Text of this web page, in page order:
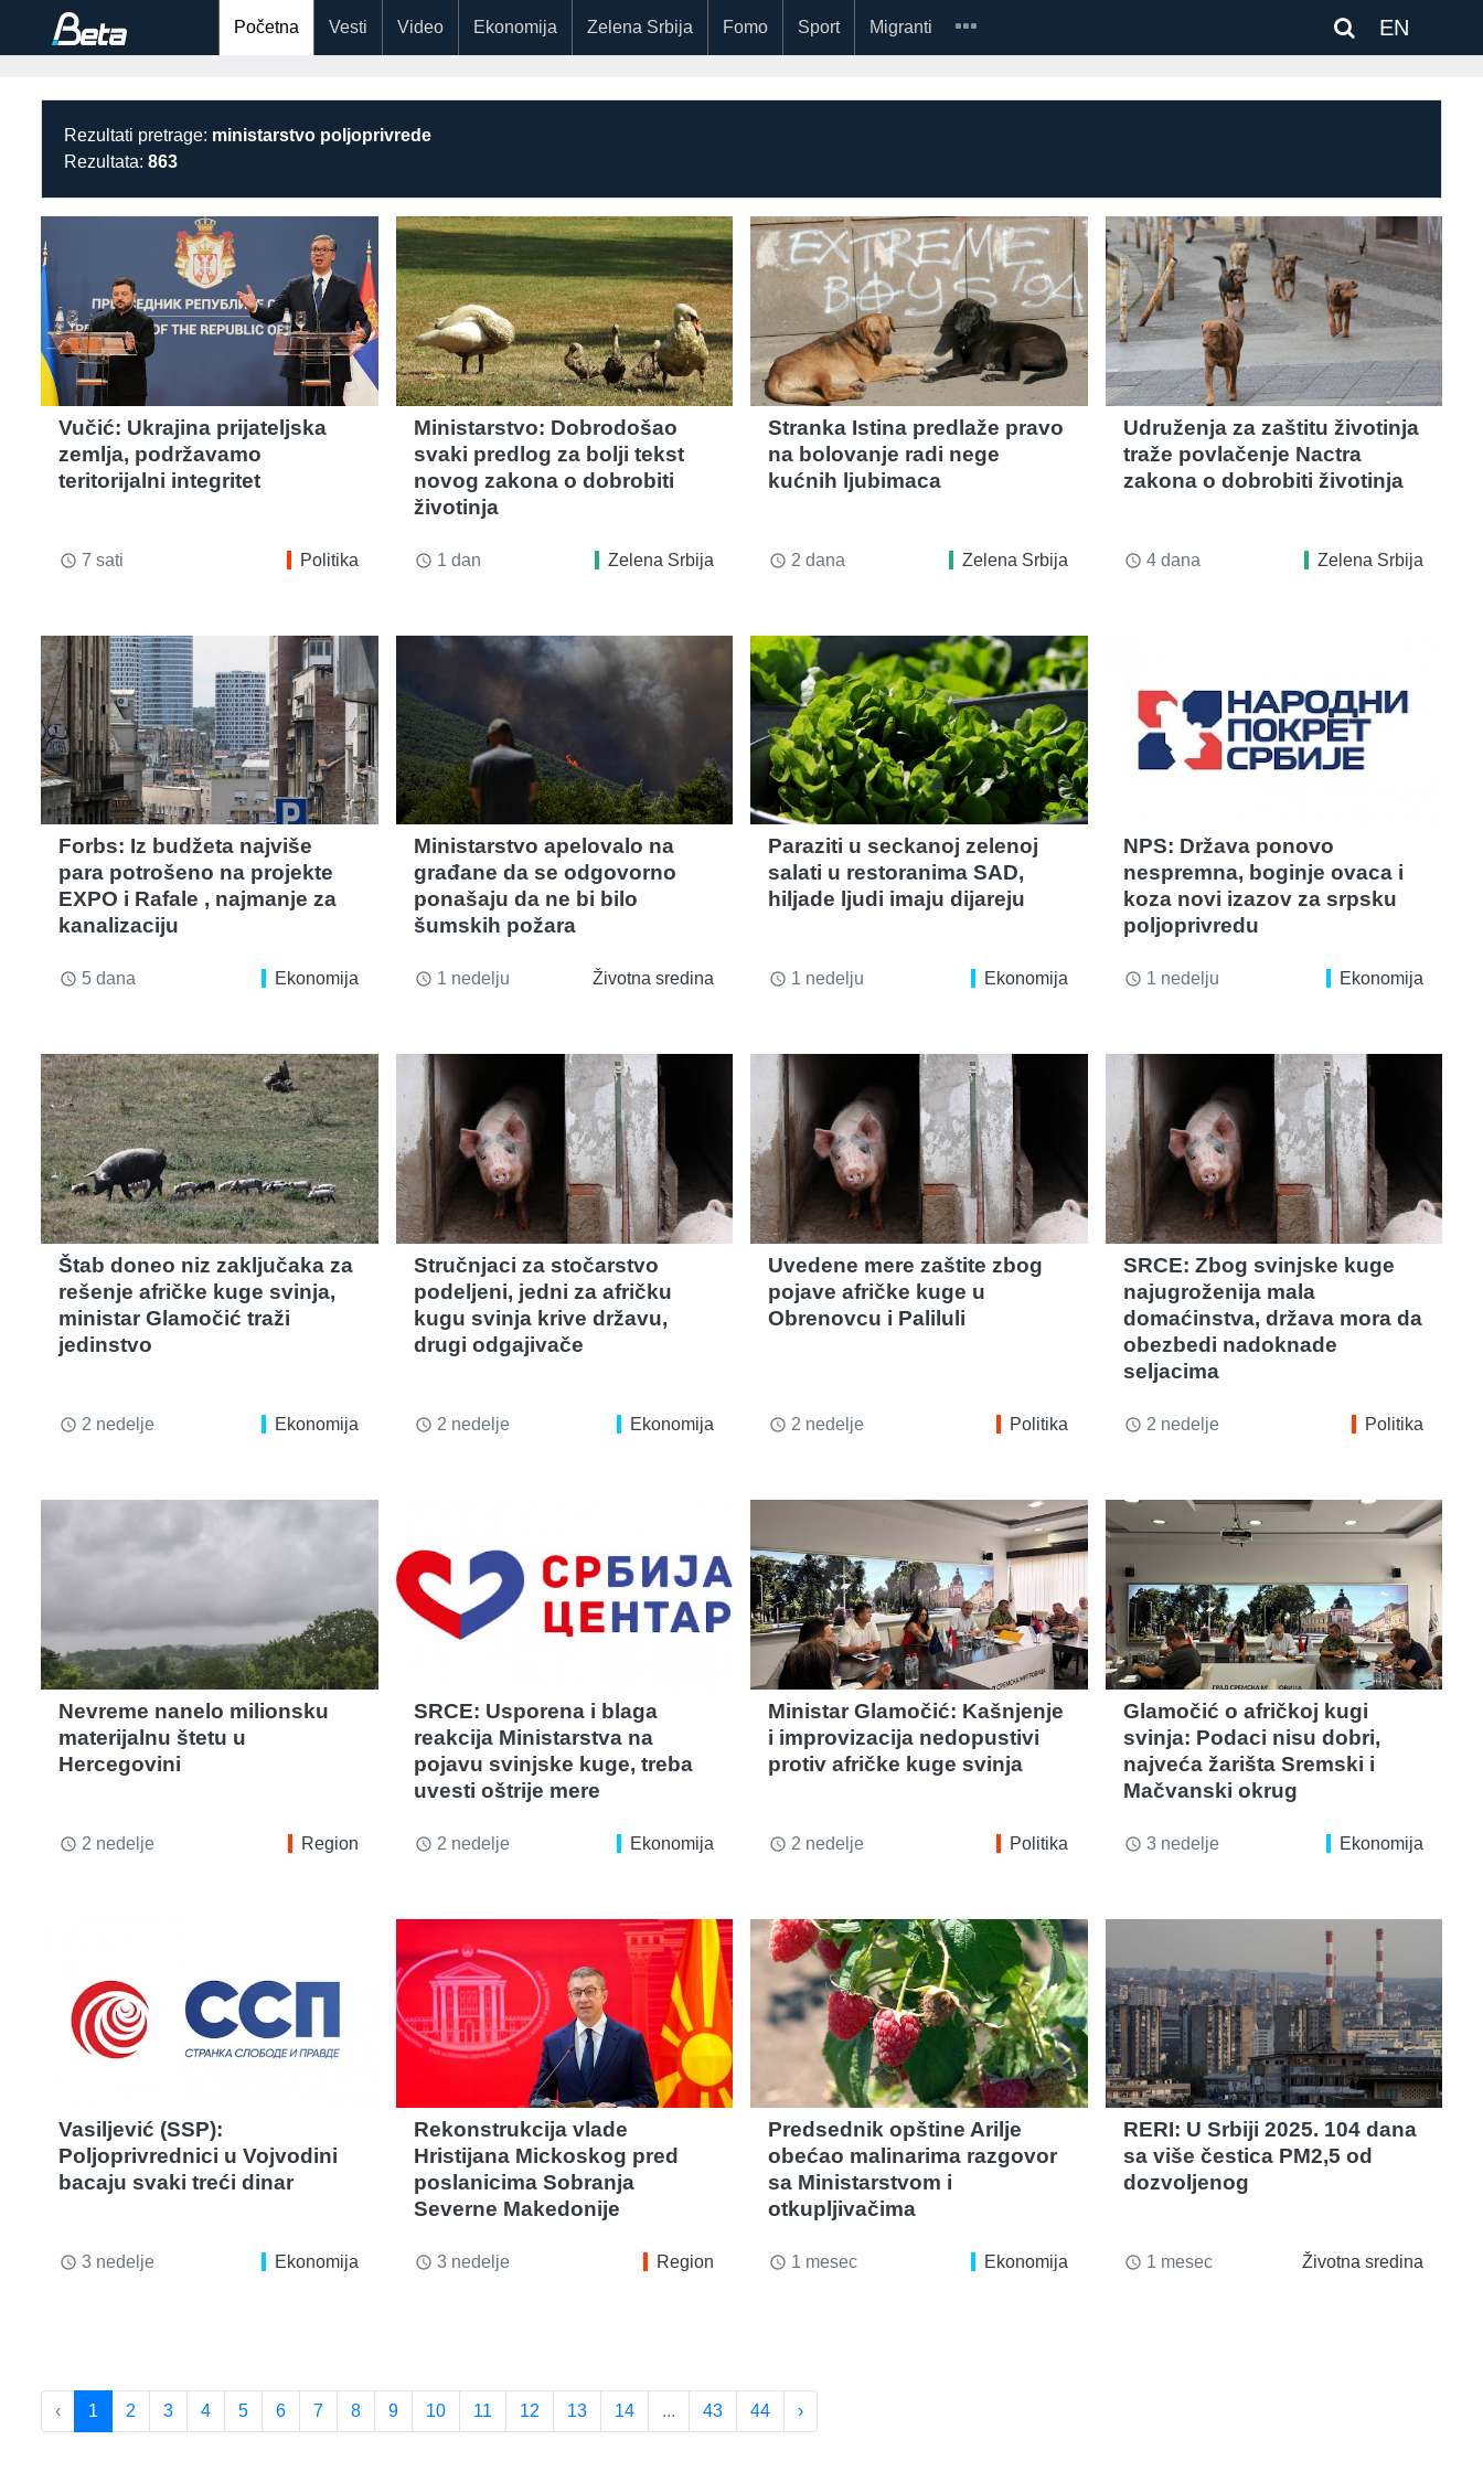
EN
Početna Vesti Video Ekonomija Zelena Srbija Fomo Sport Migranti
Rezultati pretrage: ministarstvo poljoprivrede
Rezultata: 863
Vučić: Ukrajina prijateljska
zemlja, podržavamo
teritorijalni integritet
access_time 7 sati Politika
Ministarstvo: Dobrodošao
svaki predlog za bolji tekst
novog zakona o dobrobiti
životinja
access_time 1 dan Zelena Srbija
Stranka Istina predlaže pravo
na bolovanje radi nege
kućnih ljubimaca
access_time 2 dana Zelena Srbija
Udruženja za zaštitu životinja
traže povlačenje Nactra
zakona o dobrobiti životinja
access_time 4 dana Zelena Srbija
Forbs: Iz budžeta najviše
para potrošeno na projekte
EXPO i Rafale , najmanje za
kanalizaciju
access_time 5 dana Ekonomija
Ministarstvo apelovalo na
građane da se odgovorno
ponašaju da ne bi bilo
šumskih požara
access_time 1 nedelju Životna sredina
Paraziti u seckanoj zelenoj
salati u restoranima SAD,
hiljade ljudi imaju dijareju
access_time 1 nedelju Ekonomija
NPS: Država ponovo
nespremna, boginje ovaca i
koza novi izazov za srpsku
poljoprivredu
access_time 1 nedelju Ekonomija
Štab doneo niz zaključaka za
rešenje afričke kuge svinja,
ministar Glamočić traži
jedinstvo
access_time 2 nedelje Ekonomija
Stručnjaci za stočarstvo
podeljeni, jedni za afričku
kugu svinja krive državu,
drugi odgajivače
access_time 2 nedelje Ekonomija
Uvedene mere zaštite zbog
pojave afričke kuge u
Obrenovcu i Paliluli
access_time 2 nedelje Politika
SRCE: Zbog svinjske kuge
najugroženija mala
domaćinstva, država mora da
obezbedi nadoknade
seljacima
access_time 2 nedelje Politika
Nevreme nanelo milionsku
materijalnu štetu u
Hercegovini
access_time 2 nedelje Region
SRCE: Usporena i blaga
reakcija Ministarstva na
pojavu svinjske kuge, treba
uvesti oštrije mere
access_time 2 nedelje Ekonomija
Ministar Glamočić: Kašnjenje
i improvizacija nedopustivi
protiv afričke kuge svinja
access_time 2 nedelje Politika
Glamočić o afričkoj kugi
svinja: Podaci nisu dobri,
najveća žarišta Sremski i
Mačvanski okrug
access_time 3 nedelje Ekonomija
Vasiljević (SSP):
Poljoprivrednici u Vojvodini
bacaju svaki treći dinar
access_time 3 nedelje Ekonomija
Rekonstrukcija vlade
Hristijana Mickoskog pred
poslanicima Sobranja
Severne Makedonije
access_time 3 nedelje Region
Predsednik opštine Arilje
obećao malinarima razgovor
sa Ministarstvom i
otkupljivačima
access_time 1 mesec Ekonomija
RERI: U Srbiji 2025. 104 dana
sa više čestica PM2,5 od
dozvoljenog
access_time 1 mesec Životna sredina
‹ 1 2 3 4 5 6 7 8 9 10 11 12 13 14 ... 43 44 ›